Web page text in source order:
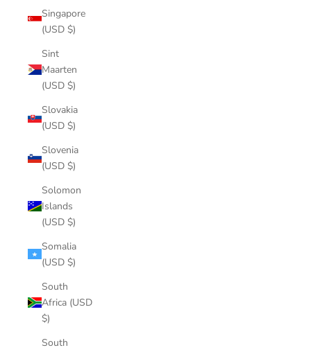
Singapore
(USD $)
Sint
Maarten
(USD $)
Slovakia
(USD $)
Slovenia
(USD $)
Solomon
Islands
(USD $)
Somalia
(USD $)
South
Africa (USD
$)
South